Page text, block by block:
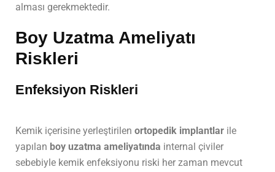
alması gerekmektedir.
Boy Uzatma Ameliyatı
Riskleri
Enfeksiyon Riskleri
Kemik içerisine yerleştirilen ortopedik implantlar ile
yapılan boy uzatma ameliyatında internal çiviler
sebebiyle kemik enfeksiyonu riski her zaman mevcut